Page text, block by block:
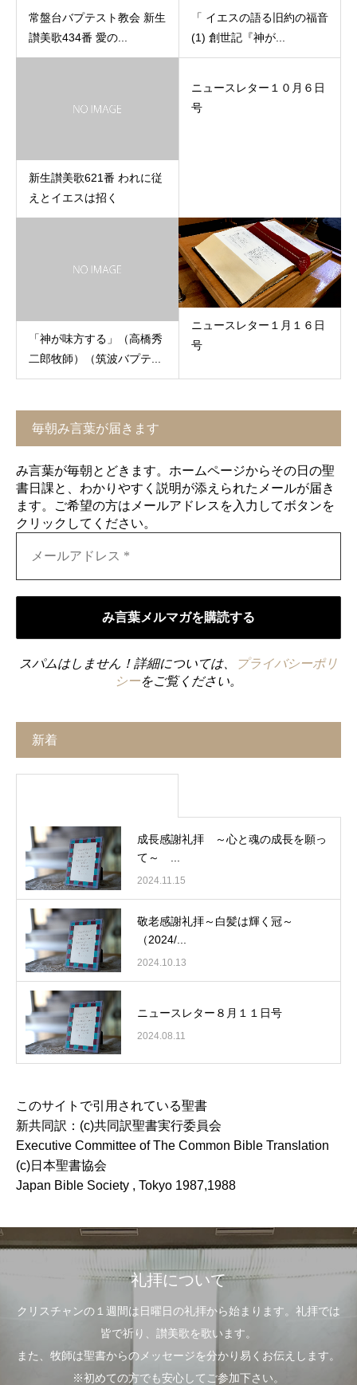
常盤台バプテスト教会 新生
讃美歌434番 愛の...
「 イエスの語る旧約の福音
(1) 創世記『神が...
新生讃美歌621番 われに従
えとイエスは招く
ニュースレター１０月６日
号
「神が味方する」（高橋秀
二郎牧師）（筑波バプテ...
ニュースレター１月１６日
号
毎朝み言葉が届きます
み言葉が毎朝とどきます。ホームページからその日の聖
書日課と、わかりやすく説明が添えられたメールが届き
ます。ご希望の方はメールアドレスを入力してボタンを
クリックしてください。
スパムはしません！詳細については、
プライバシーポリ
シーをご覧ください。
新着
成長感謝礼拝 ～心と魂の成長を願っ
て～ ...
2024.11.15
敬老感謝礼拝～白髪は輝く冠～
（2024/...
2024.10.13
ニュースレター８月１１日号
2024.08.11
このサイトで引用されている聖書
新共同訳：(c)共同訳聖書実行委員会
Executive Committee of The Common Bible Translation
(c)日本聖書協会
Japan Bible Society , Tokyo 1987,1988
礼拝について
クリスチャンの１週間は日曜日の礼拝から始まります。礼拝では
皆で祈り、讃美歌を歌います。
また、牧師は聖書からのメッセージを分かり易くお伝えします。
※初めての方でも安心してご参加下さい。